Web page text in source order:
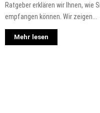
Ratgeber erklären wir Ihnen, wie
empfangen können. Wir zeigen...
Mehr lesen